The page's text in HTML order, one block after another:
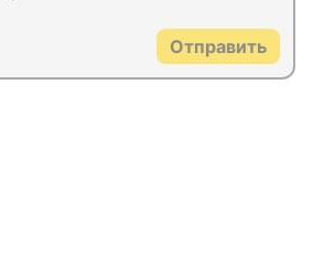
Отправить